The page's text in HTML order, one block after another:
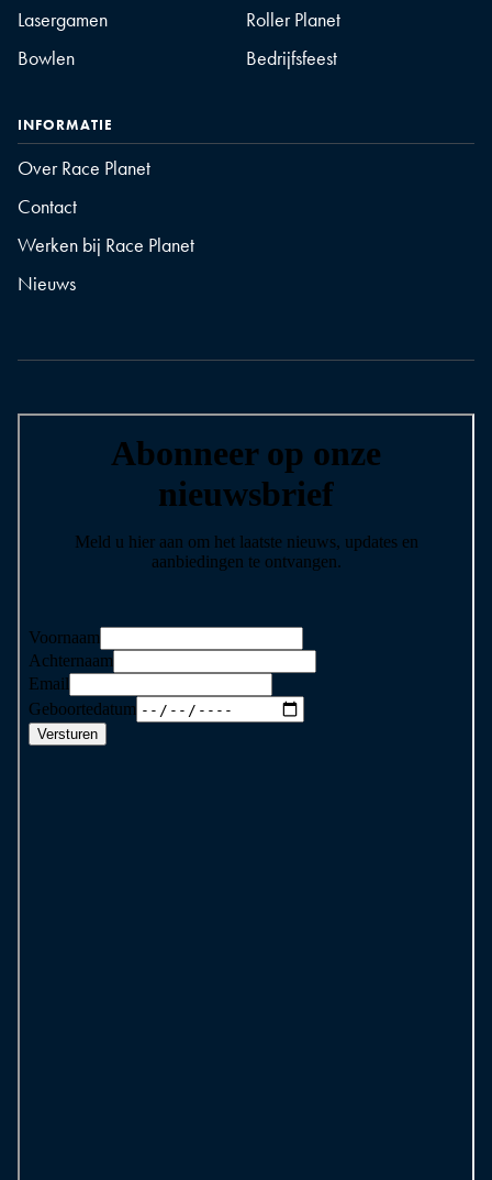
Lasergamen
Roller Planet
Bowlen
Bedrijfsfeest
INFORMATIE
Over Race Planet
Contact
Werken bij Race Planet
Nieuws